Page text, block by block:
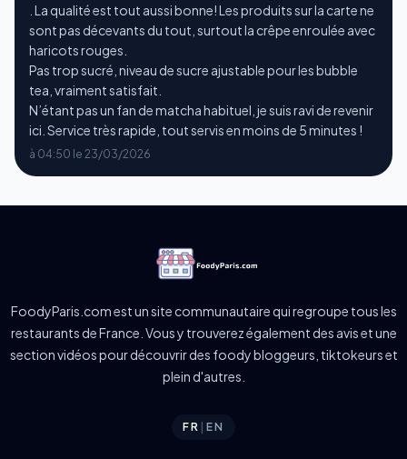
. La qualité est tout aussi bonne! Les produits sur la carte ne
sont pas décevants du tout, surtout la crêpe enroulée avec
haricots rouges.
Pas trop sucré, niveau de sucre ajustable pour les bubble
tea, vraiment satisfait.
N’étant pas un fan de matcha habituel, je suis ravi de revenir
ici. Service très rapide, tout servis en moins de 5 minutes !
à 04:50 le 23/03/2026
FoodyParis.com est un site communautaire qui regroupe tous les
restaurants de France. Vous y trouverez également des avis et une
section vidéos pour découvrir des foody bloggeurs, tiktokeurs et
plein d'autres.
FR |EN